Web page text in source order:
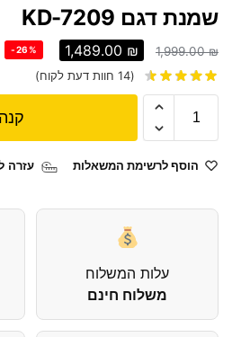
שמנת דגם KD-7209
1,999.00₪
1,489.00 ₪
-26%
(
14 חוות דעת לקוח)
הוסף לרשימת המשאלות עזרה
עלות המשלוח
משלוח חינם